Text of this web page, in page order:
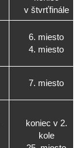
v štvrťfinále
6. miesto
4. miesto
7. miesto
koniec v 2.
kole